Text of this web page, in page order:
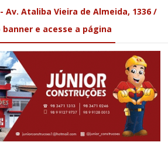
Av. Ataliba Vieira de Almeida, 1336 /
banner e acesse a página